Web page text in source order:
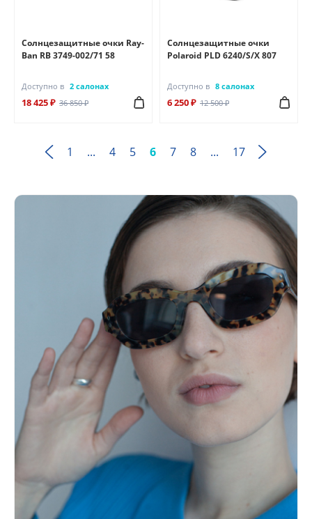
Солнцезащитные очки Ray-
Ban RB 3749-002/71 58
Доступно в 2 салонах
18 425 ₽ 36 850 ₽
Солнцезащитные очки
Polaroid PLD 6240/S/X 807
Доступно в 8 салонах
6 250 ₽ 12 500 ₽
1 ... 4 5 6 7 8 ... 17